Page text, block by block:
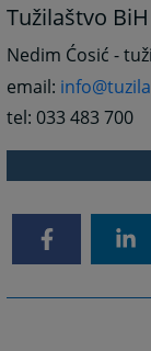
Tužilaštvo BiH
Nedim Ćosić -
email:
tel: 033 483 700